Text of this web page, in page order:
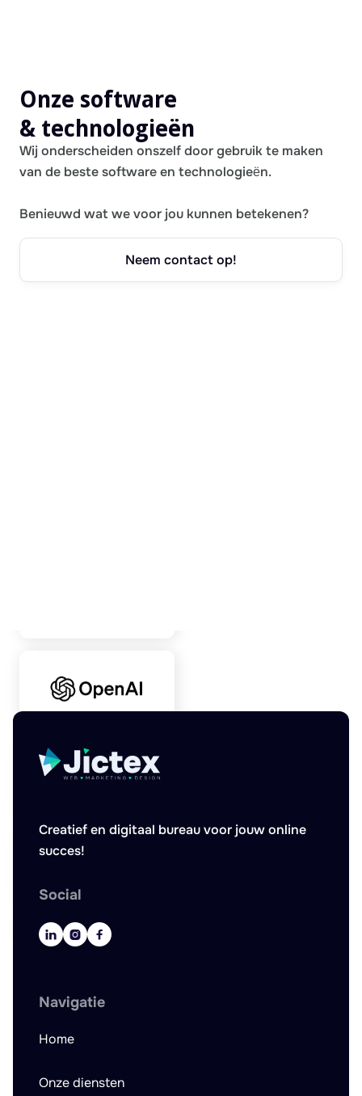
Onze software
& technologieën
Wij onderscheiden onszelf door gebruik te maken
van de beste software en technologieën.
Benieuwd wat we voor jou kunnen betekenen?
Neem contact op!
Creatief en digitaal bureau voor jouw online
succes!
Social
  
Navigatie
Home
Onze diensten